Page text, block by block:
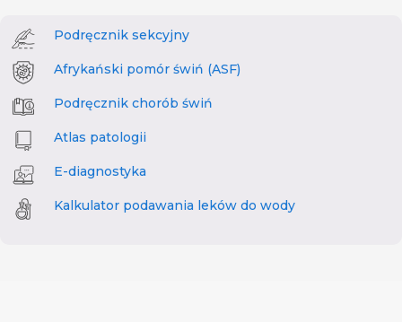
Podręcznik sekcyjny
Afrykański pomór świń (ASF)
Podręcznik chorób świń
Atlas patologii
E-diagnostyka
Kalkulator podawania leków do wody